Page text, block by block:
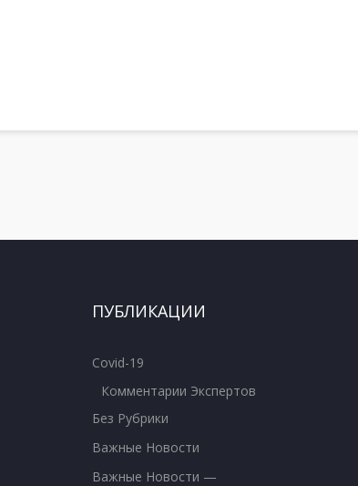
ПУБЛИКАЦИИ
Covid-19
Комментарии Экспертов
Без Рубрики
Важные Новости
Важные Новости —